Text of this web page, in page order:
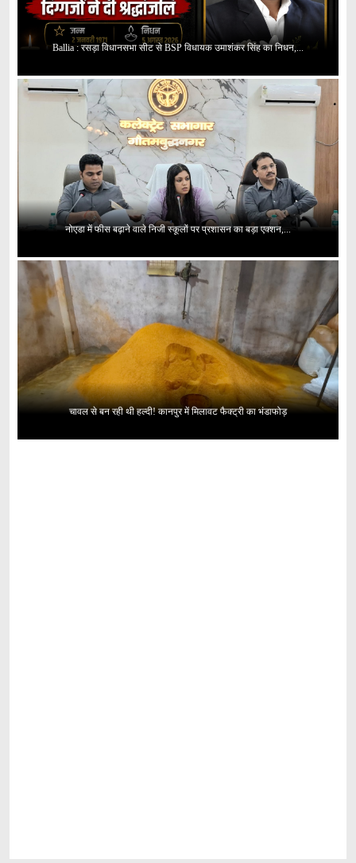
Ballia : रसड़ा विधानसभा सीट से BSP विधायक उमाशंकर सिंह का निधन,...
नोएडा में फीस बढ़ाने वाले निजी स्कूलों पर प्रशासन का बड़ा एक्शन,...
चावल से बन रही थी हल्दी! कानपुर में मिलावट फैक्ट्री का भंडाफोड़